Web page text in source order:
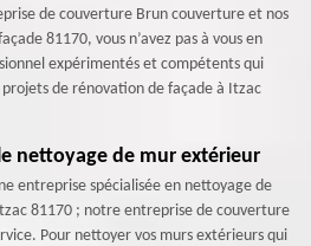
de couverture Brun couverture et nos
81170, vous n’avez pas à vous en
expérimentés et compétents qui
de rénovation de façade à Itzac
nettoyage de mur extérieur
entreprise spécialisée en nettoyage de
81170 ; notre entreprise de couverture
Pour nettoyer vos murs extérieurs qui